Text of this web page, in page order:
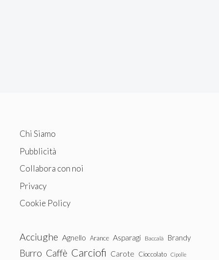
Chi Siamo
Pubblicità
Collabora con noi
Privacy
Cookie Policy
Acciughe Agnello Arance Asparagi Baccalà Brandy
Burro Caffè Carciofi Carote Cioccolato Cipolle